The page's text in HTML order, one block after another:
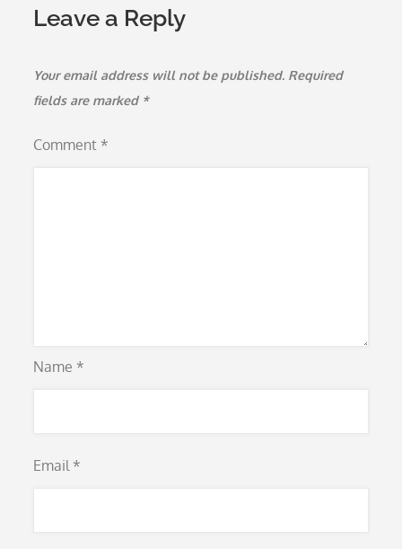
Leave a Reply
Your email address will not be published. Required
fields are marked *
Comment *
Name *
Email *